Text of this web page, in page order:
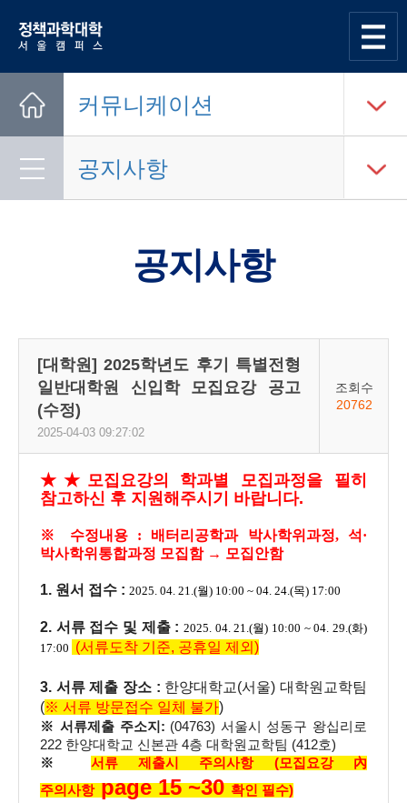
한양대학교
커뮤니케이션
공지사항
공지사항
[대학원] 2025학년도 후기 특별전형
일반대학원 신입학 모집요강 공고
(수정)
2025-04-03 09:27:02
조회수
20762
★★모집요강의 학과별 모집과정을 필히
참고하신 후 지원해주시기 바랍니다.
※ 수정내용 : 배터리공학과 박사학위과정, 석·
박사학위통합과정 모집함 → 모집안함
1. 원서 접수 : 2025. 04. 21.(월) 10:00 ~ 04. 24.(목) 17:00
2. 서류 접수 및 제출 : 2025. 04. 21.(월) 10:00 ~ 04. 29.(화)
17:00 (서류도착 기준, 공휴일 제외)
3. 서류 제출 장소 : 한양대학교(서울) 대학원교학팀
(※ 서류 방문접수 일체 불가)
※ 서류제출 주소지: (04763) 서울시 성동구 왕십리로
222 한양대학교 신본관 4층 대학원교학팀 (412호)
※
서류 제출시 주의사항 (모집요강 內
주의사항page 15 ~30확인 필수)